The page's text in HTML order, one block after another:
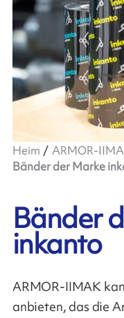
Heim
ARMOR-
Bänder der Marke
Bänder
inkanto
ARMOR-IIMAK
anbieten, das die